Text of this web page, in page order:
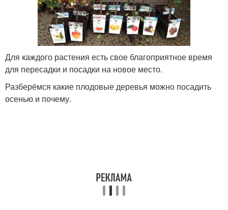
Для каждого растения есть свое благоприятное время
для пересадки и посадки на новое место.
Разберёмся какие плодовые деревья можно посадить
осенью и почему.